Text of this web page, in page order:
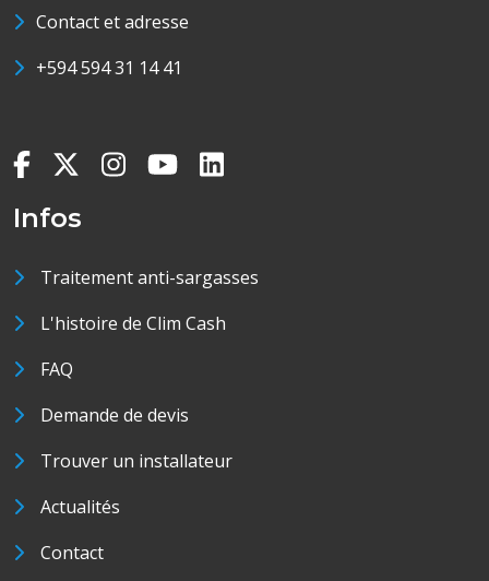
Contact et adresse
+594 594 31 14 41
Infos
Traitement anti-sargasses
L'histoire de Clim Cash
FAQ
Demande de devis
Trouver un installateur
Actualités
Contact